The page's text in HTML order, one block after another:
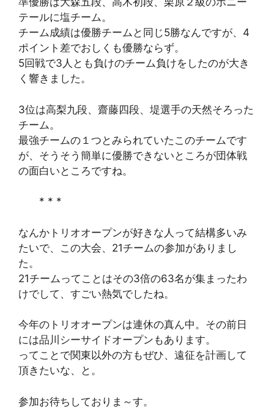
テールに塩チーム。
チーム成績は優勝チームと同じ5勝なんですが、4
ポイント差でおしくも優勝ならず。
5回戦で3人とも負けのチーム負けをしたのが大き
く響きました。
3位は高梨九段、齋藤四段、堤選手の天然そろった
チーム。
最強チームの１つとみられていたこのチームです
が、そうそう簡単に優勝できないところが団体戦
の面白いところですね。
* * *
なんかトリオオープンが好きな人って結構多いみ
たいで、この大会、21チームの参加がありまし
た。
21チームってことはその3倍の63名が集まったわ
けでして、すごい熱気でしたね。
今年のトリオオープンは連休の真ん中。その前日
には品川シーサイドオープンもあります。
ってことで関東以外の方もぜひ、遠征を計画して
頂きたいな、と。
参加お待ちしておりま～す。